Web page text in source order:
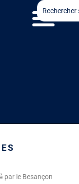
par le Besançon